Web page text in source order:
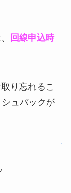
回線申込時
り忘れるこ
ュバックが